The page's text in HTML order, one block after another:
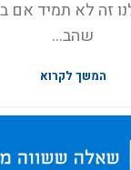
זה לא תמיד אם
שהב...
המשך לקרוא